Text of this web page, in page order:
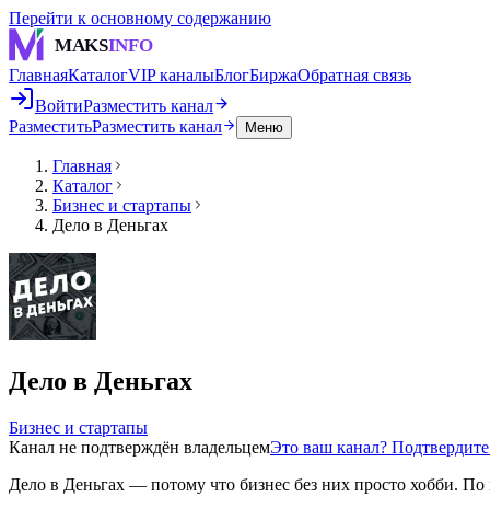
Перейти к основному содержанию
MAKSINFO
ГлавнаяКаталогVIP каналыБлогБиржаОбратная связь
ВойтиРазместить канал
РазместитьРазместить канал Меню
Главная
Каталог
Бизнес и стартапы
Дело в Деньгах
Дело в Деньгах
Бизнес и стартапы
Канал не подтверждён владельцемЭто ваш канал?
Дело в Деньгах — потому что бизнес без них просто хобби. По